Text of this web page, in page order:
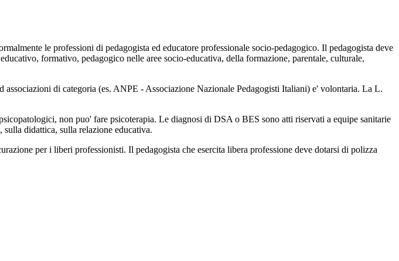
le professioni di pedagogista ed educatore professionale socio-pedagogico. Il pedagogista deve
formativo, pedagogico nelle aree socio-educativa, della formazione, parentale, culturale,
di categoria (es. ANPE - Associazione Nazionale Pedagogisti Italiani) e' volontaria. La L.
non puo' fare psicoterapia. Le diagnosi di DSA o BES sono atti riservati a equipe sanitarie
didattica, sulla relazione educativa.
per i liberi professionisti. Il pedagogista che esercita libera professione deve dotarsi di polizza